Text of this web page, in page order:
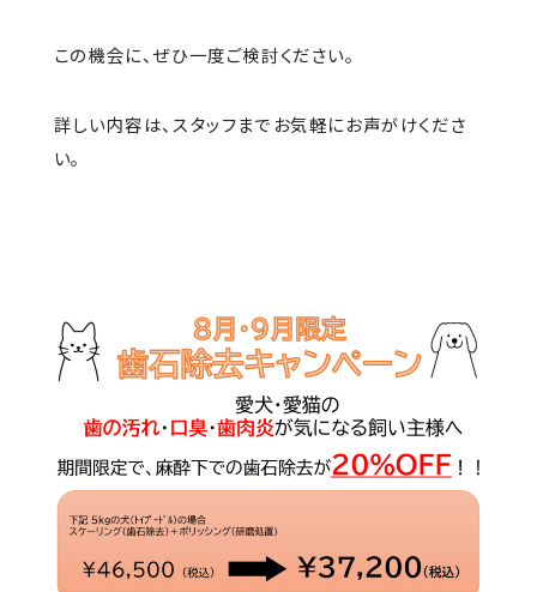
この機会に、ぜひ一度ご検討ください。
詳しい内容は、スタッフまでお気軽にお声がけくださ
い。